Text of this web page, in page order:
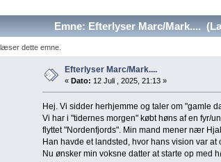
Emne: Efterlyser Marc/Mark....
dette emne.
Efterlyser Marc/Mark....
« Dato: 12 Juli , 2025, 21:13 »
Hej. Vi sidder herhjemme og taler om "gamle
Vi har i "tidernes morgen" købt høns af en fyr/
flyttet "Nordenfjords". Min mand mener nær
Han havde et landsted, hvor hans vision var
Nu ønsker min voksne datter at starte op med